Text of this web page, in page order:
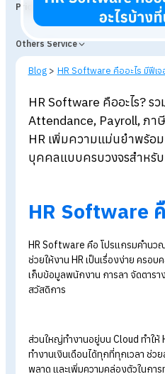
Prices
Others Service
Blog > HR Software คืออะไร
HR Software คืออะไร
Attendance, Payroll,
HR เพิ่มความแม่นยำพ
HR